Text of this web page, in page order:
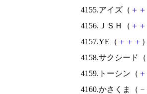
4155.アイズ（ ＋ ＋
4156.ＪＳＨ（ ＋ ＋
4157.YE（ ＋ ＋ ＋
4158.サクシード（
4159.トーシン（ ＋
4160.かさくま（ －